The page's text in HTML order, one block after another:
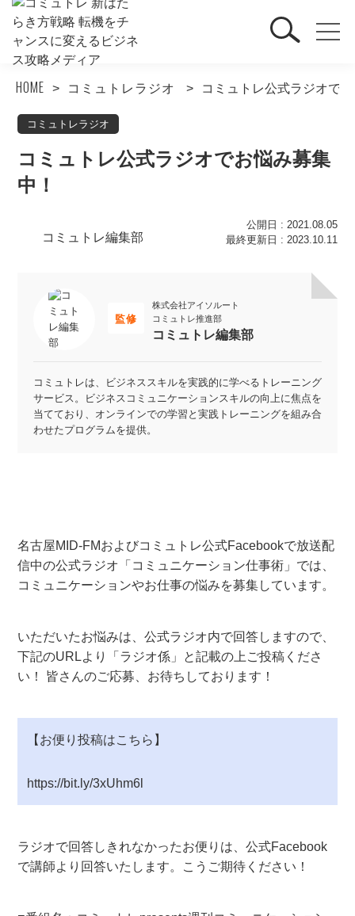
HOME コミュトレラジオ コミュトレ公式ラジオで
コミュトレラジオ
コミュトレ公式ラジオでお悩み募集
中！
コミュトレ編集部
公開日 : 2021.08.05
最終更新日 : 2023.10.11
監修
株式会社アイソルート
コミュトレ推進部
コミュトレ編集部
コミュトレは、ビジネススキルを実践的に学べるトレーニング
サービス。ビジネスコミュニケーションスキルの向上に焦点を
当てており、オンラインでの学習と実践トレーニングを組み合
わせたプログラムを提供。
名古屋MID-FMおよびコミュトレ公式Facebookで放送配
信中の公式ラジオ「コミュニケーション仕事術」では、
コミュニケーションやお仕事の悩みを募集しています。
いただいたお悩みは、公式ラジオ内で回答しますので、
下記のURLより「ラジオ係」と記載の上ご投稿くださ
い！ 皆さんのご応募、お待ちしております！
【お便り投稿はこちら】
https://bit.ly/3xUhm6l
ラジオで回答しきれなかったお便りは、公式Facebook
で講師より回答いたします。こうご期待ください！